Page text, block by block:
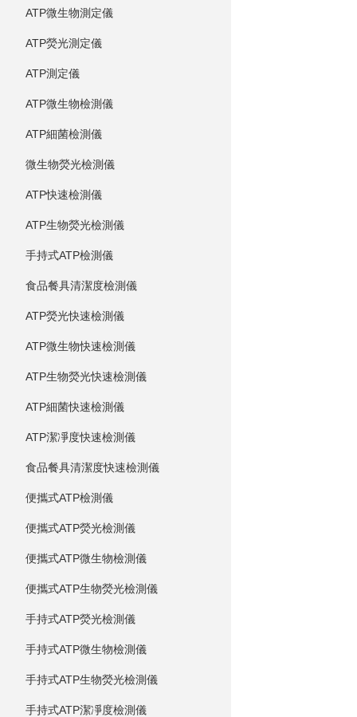
ATP微生物測定儀
ATP熒光測定儀
ATP測定儀
ATP微生物檢測儀
ATP細菌檢測儀
微生物熒光檢測儀
ATP快速檢測儀
ATP生物熒光檢測儀
手持式ATP檢測儀
食品餐具清潔度檢測儀
ATP熒光快速檢測儀
ATP微生物快速檢測儀
ATP生物熒光快速檢測儀
ATP細菌快速檢測儀
ATP潔凈度快速檢測儀
食品餐具清潔度快速檢測儀
便攜式ATP檢測儀
便攜式ATP熒光檢測儀
便攜式ATP微生物檢測儀
便攜式ATP生物熒光檢測儀
手持式ATP熒光檢測儀
手持式ATP微生物檢測儀
手持式ATP生物熒光檢測儀
手持式ATP潔凈度檢測儀